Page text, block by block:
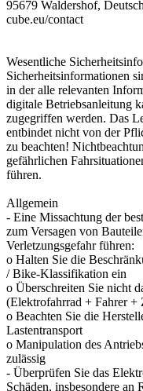
95679 Waldershof,
cube.eu/contact
Wesentliche
Sicherheitsinformationen
in der alle relevanten
digitale Betriebsanleitung
zugegriffen werden. Das
entbindet nicht von der
zu beachten!
gefährlichen
führen.
Allgemein
- Eine Missachtung der
zum Versagen von
Verletzungsgefahr führen:
o Halten Sie die
/ Bike-Klassifikation ein
o Überschreiten Sie nicht
(Elektrofahrrad + Fahrer
o Beachten Sie die
Lastentransport
o Manipulation des
zulässig
- Überprüfen Sie das
Schäden, insbesondere